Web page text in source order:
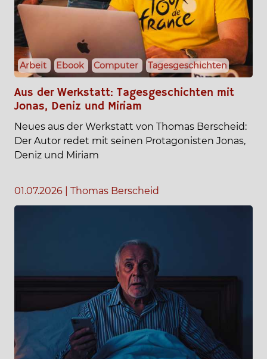
Arbeit Ebook Computer Tagesgeschichten
Aus der Werkstatt: Tagesgeschichten mit
Jonas, Deniz und Miriam
Neues aus der Werkstatt von Thomas Berscheid:
Der Autor redet mit seinen Protagonisten Jonas,
Deniz und Miriam
01.07.2026 Thomas Berscheid